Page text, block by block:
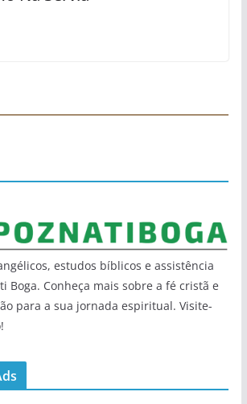
estudos bíblicos e assistência
Boga. Conheça mais sobre a fé cristã e
para a sua jornada espiritual. Visite-